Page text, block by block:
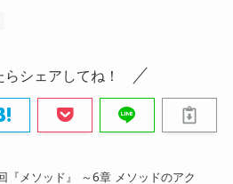
らシェアしてね！
『メソッド』 ～6章 メソッドのアク